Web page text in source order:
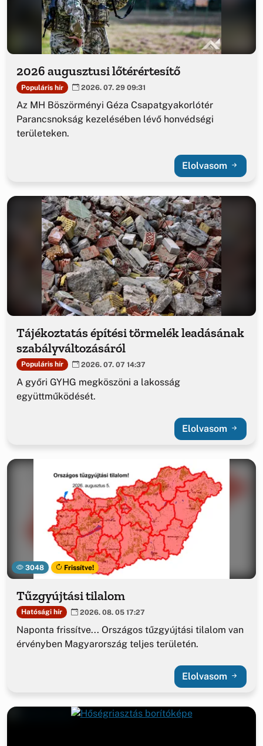
2026 augusztusi lőtérértesítő
Populáris hír 2026. 07. 29 09:31
Az MH Böszörményi Géza Csapatgyakorlótér
Parancsnokság kezelésében lévő honvédségi
területeken.
Elolvasom
Tájékoztatás építési törmelék leadásának
szabályváltozásáról
Populáris hír 2026. 07. 07 14:37
A győri GYHG megköszöni a lakosság
együttműködését.
Elolvasom
3048 Frissítve!
Tűzgyújtási tilalom
Hatósági hír 2026. 08. 05 17:27
Naponta frissítve... Országos tűzgyújtási tilalom van
érvényben Magyarország teljes területén.
Elolvasom